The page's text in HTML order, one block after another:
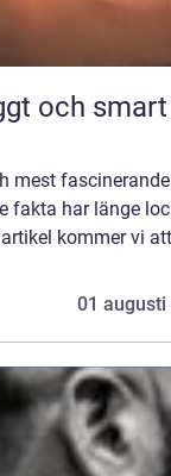
mest fascinerande
fakta har länge
kommer vi
01 augusti